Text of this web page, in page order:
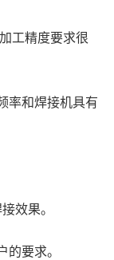
工精度要求很
率和焊接机具有
效果。
要求。